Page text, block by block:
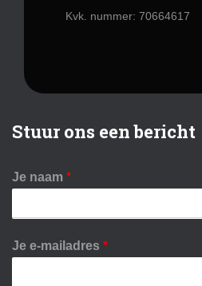
Kvk. nummer: 70664617
Stuur ons een bericht
Je naam *
Je e-mailadres *